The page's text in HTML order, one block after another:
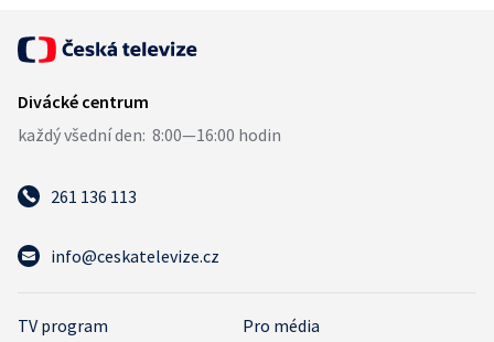
261 136 113
info@ceskatelevize.cz
TV program Pro média